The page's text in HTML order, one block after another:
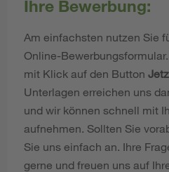
Ihre Bewerbung:
Am einfachsten nutzen Sie
Online-
mit Klick auf den Button
Unterlagen erreichen uns
und wir können schnell mit
aufnehmen. Sollten Sie
Sie uns einfach an. Ihre
gerne und freuen uns auf